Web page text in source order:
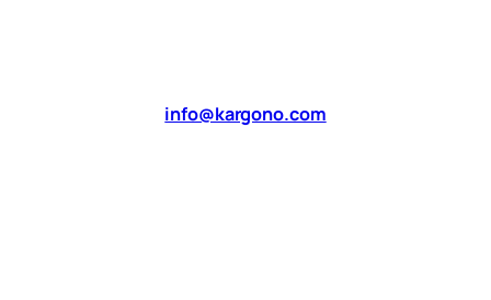
info@kargono.com